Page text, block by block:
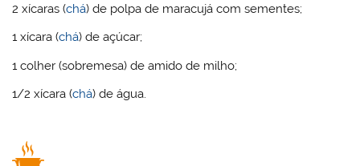
2 xícaras (chá) de polpa de maracujá com sementes;
1 xícara (chá) de açúcar;
1 colher (sobremesa) de amido de milho;
1/2 xícara (chá) de água.